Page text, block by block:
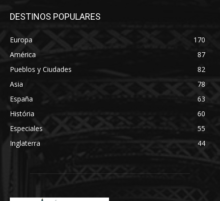
DESTINOS POPULARES
Europa
170
América
87
Pueblos y Ciudades
82
Asia
78
España
63
História
60
Especiales
55
Inglaterra
44